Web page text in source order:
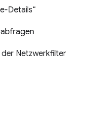
Details“
der Netzwerkfilter